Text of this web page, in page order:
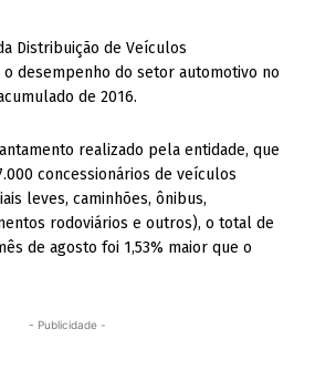
Distribuição de Veículos
desempenho do setor automotivo no
de 2016.
realizado pela entidade, que
concessionários de veículos
leves, caminhões, ônibus,
rodoviários e outros), o total de
de agosto foi 1,53% maior que o
- Publicidade -